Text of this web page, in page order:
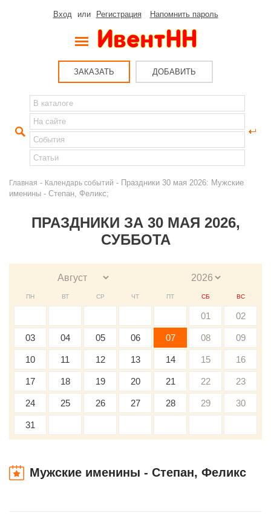
Вход или Регистрация Напомнить пароль
ЗАКАЗАТЬ ДОБАВИТЬ
Главная - Календарь событий - Праздники 30 мая 2026: Мужские
именины - Степан, Феликс;
ПРАЗДНИКИ ЗА 30 МАЯ 2026,
СУББОТА
ПН ВТ СР ЧТ ПТ СБ ВС
01 02
03 04 05 06 07 08 09
10 11 12 13 14 15 16
17 18 19 20 21 22 23
24 25 26 27 28 29 30
31
Мужские именины - Степан, Феликс